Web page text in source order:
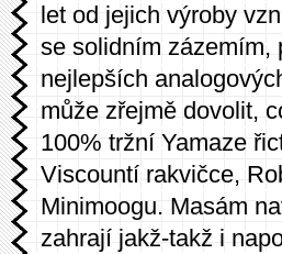
let od jejich výroby
se solidním zázemím,
nejlepších
může zřejmě dovolit,
100% tržní Yamaze
Viscountí rakvičce,
Minimoogu. Masám
zahrají jakž-takž i